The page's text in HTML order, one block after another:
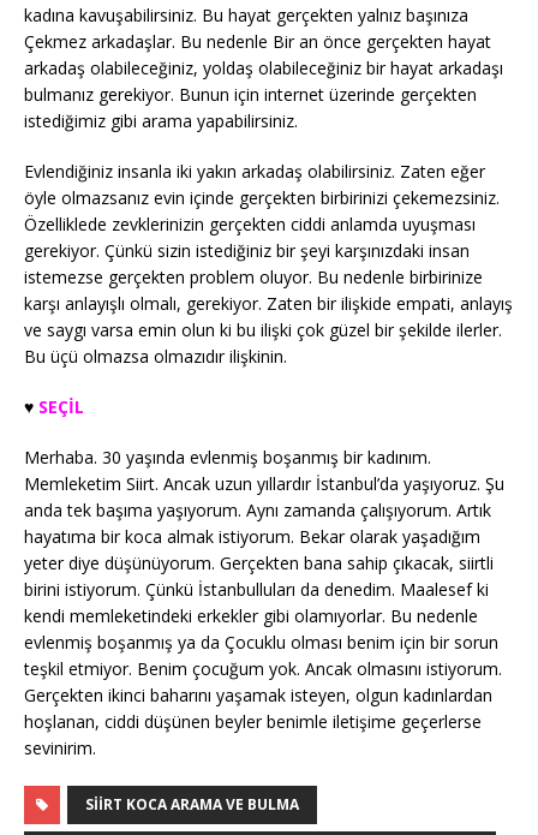
kadına kavuşabilirsiniz. Bu hayat gerçekten yalnız başınıza
Çekmez arkadaşlar. Bu nedenle Bir an önce gerçekten hayat
arkadaş olabileceğiniz, yoldaş olabileceğiniz bir hayat arkadaşı
bulmanız gerekiyor. Bunun için internet üzerinde gerçekten
istediğimiz gibi arama yapabilirsiniz.
Evlendiğiniz insanla iki yakın arkadaş olabilirsiniz. Zaten eğer
öyle olmazsanız evin içinde gerçekten birbirinizi çekemezsiniz.
Özelliklede zevklerinizin gerçekten ciddi anlamda uyuşması
gerekiyor. Çünkü sizin istediğiniz bir şeyi karşınızdaki insan
istemezse gerçekten problem oluyor. Bu nedenle birbirinize
karşı anlayışlı olmalı, gerekiyor. Zaten bir ilişkide empati, anlayış
ve saygı varsa emin olun ki bu ilişki çok güzel bir şekilde ilerler.
Bu üçü olmazsa olmazıdır ilişkinin.
♥️ SEÇİL
Merhaba. 30 yaşında evlenmiş boşanmış bir kadınım.
Memleketim Siirt. Ancak uzun yıllardır İstanbul’da yaşıyoruz. Şu
anda tek başıma yaşıyorum. Aynı zamanda çalışıyorum. Artık
hayatıma bir koca almak istiyorum. Bekar olarak yaşadığım
yeter diye düşünüyorum. Gerçekten bana sahip çıkacak, siirtli
birini istiyorum. Çünkü İstanbulluları da denedim. Maalesef ki
kendi memleketindeki erkekler gibi olamıyorlar. Bu nedenle
evlenmiş boşanmış ya da Çocuklu olması benim için bir sorun
teşkil etmiyor. Benim çocuğum yok. Ancak olmasını istiyorum.
Gerçekten ikinci baharını yaşamak isteyen, olgun kadınlardan
hoşlanan, ciddi düşünen beyler benimle iletişime geçerlerse
sevinirim.
SIIRT KOCA ARAMA VE BULMA